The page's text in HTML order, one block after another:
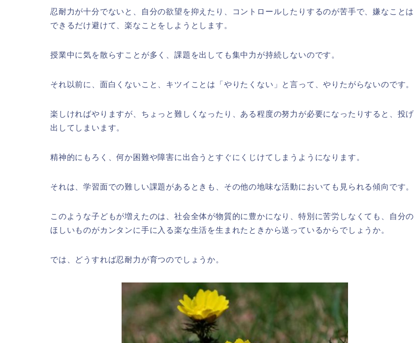
忍耐力が十分でないと、自分の欲望を抑えたり、コントロールしたりするのが苦手で、嫌なことは
できるだけ避けて、楽なことをしようとします。
授業中に気を散らすことが多く、課題を出しても集中力が持続しないのです。
それ以前に、面白くないこと、キツイことは「やりたくない」と言って、やりたがらないのです。
楽しければやりますが、ちょっと難しくなったり、ある程度の努力が必要になったりすると、投げ
出してしまいます。
精神的にもろく、何か困難や障害に出合うとすぐにくじけてしまうようになります。
それは、学習面での難しい課題があるときも、その他の地味な活動においても見られる傾向です。
このような子どもが増えたのは、社会全体が物質的に豊かになり、特別に苦労しなくても、自分の
ほしいものがカンタンに手に入る楽な生活を生まれたときから送っているからでしょうか。
では、どうすれば忍耐力が育つのでしょうか。